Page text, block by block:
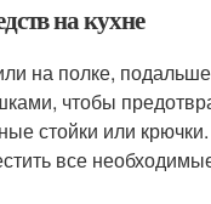
на кухне
на полке, подальше
чтобы
стойки или
все